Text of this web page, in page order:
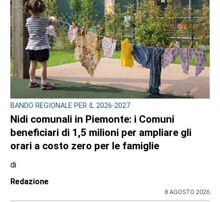
BANDO REGIONALE PER IL 2026-2027
Nidi comunali in Piemonte: i Comuni
beneficiari di 1,5 milioni per ampliare gli
orari a costo zero per le famiglie
di
Redazione
8 AGOSTO 2026